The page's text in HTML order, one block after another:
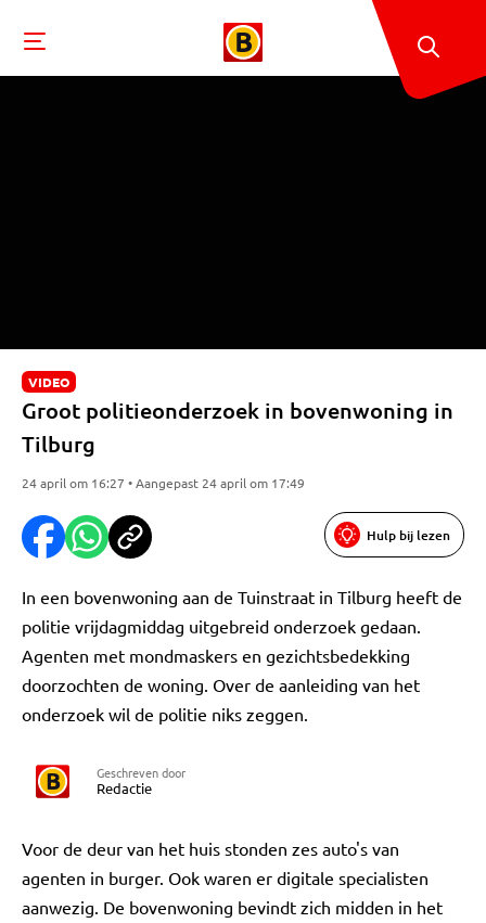
VIDEO
Groot politieonderzoek in bovenwoning in
Tilburg
24 april om 16:27 • Aangepast 24 april om 17:49
Hulp bij lezen
In een bovenwoning aan de Tuinstraat in Tilburg heeft de
politie vrijdagmiddag uitgebreid onderzoek gedaan.
Agenten met mondmaskers en gezichtsbedekking
doorzochten de woning. Over de aanleiding van het
onderzoek wil de politie niks zeggen.
Geschreven door
Redactie
Voor de deur van het huis stonden zes auto's van
agenten in burger. Ook waren er digitale specialisten
aanwezig. De bovenwoning bevindt zich midden in het